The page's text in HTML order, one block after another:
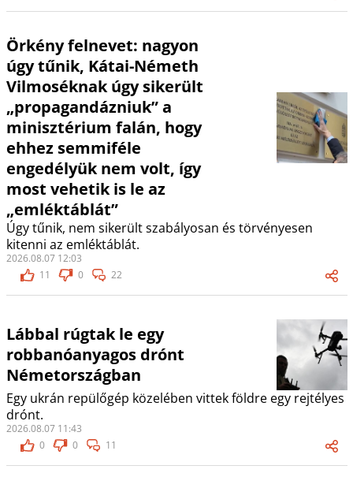
Örkény felnevet: nagyon
úgy tűnik, Kátai-Németh
Vilmoséknak úgy sikerült
„propagandázniuk” a
minisztérium falán, hogy
ehhez semmiféle
engedélyük nem volt, így
most vehetik is le az
„emléktáblát”
Úgy tűnik, nem sikerült szabályosan és törvényesen
kitenni az emléktáblát.
2026.08.07 12:03
11
0 22
Lábbal rúgtak le egy
robbanóanyagos drónt
Németországban
Egy ukrán repülőgép közelében vittek földre egy rejtélyes
drónt.
2026.08.07 11:43
0
0 11